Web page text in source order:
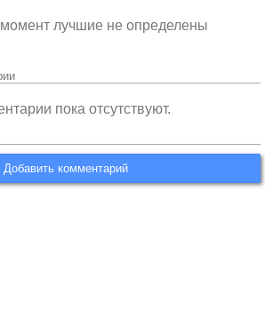
лучшие не определены
пока отсутствуют.
Добавить комментарий